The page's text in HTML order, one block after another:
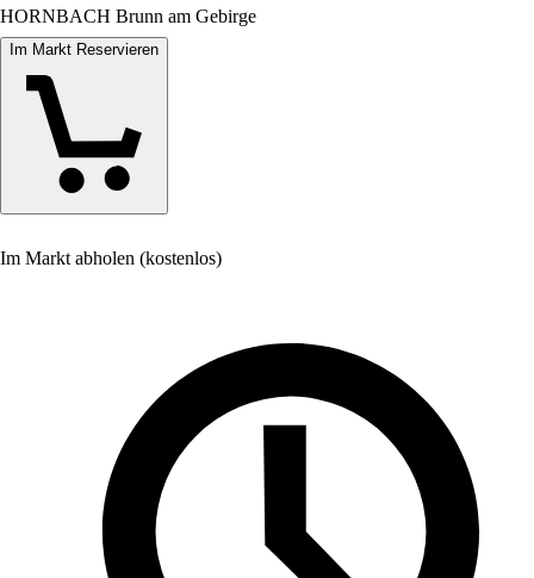
HORNBACH Brunn am Gebirge
Im Markt Reservieren
Im Markt abholen (kostenlos)